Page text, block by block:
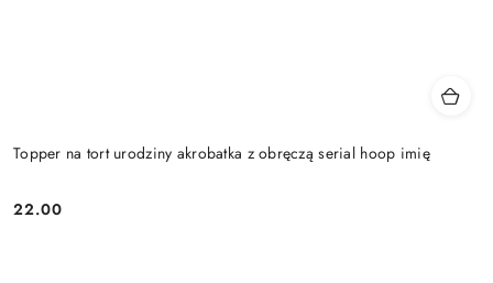
Topper na tort urodziny akrobatka z obręczą serial hoop imię
Cena:
22.00